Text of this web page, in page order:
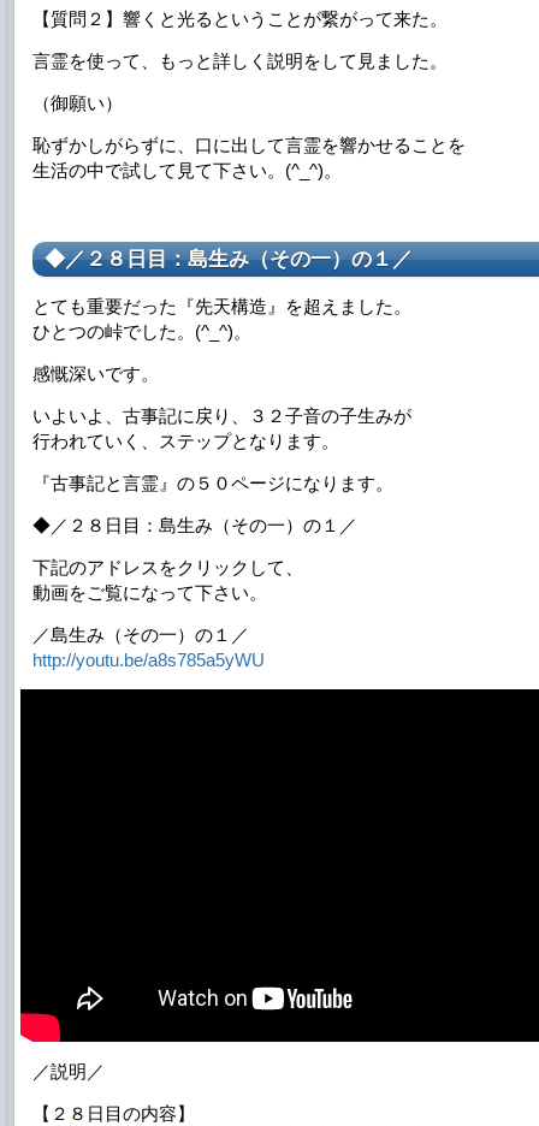
【質問２】響くと光るということが繋がって来た。
言霊を使って、もっと詳しく説明をして見ました。
（御願い）
恥ずかしがらずに、口に出して言霊を響かせることを
生活の中で試して見て下さい。(^_^)。
◆／２８日目：島生み（その一）の１／
とても重要だった『先天構造』を超えました。
ひとつの峠でした。(^_^)。
感慨深いです。
いよいよ、古事記に戻り、３２子音の子生みが
行われていく、ステップとなります。
『古事記と言霊』の５０ページになります。
◆／２８日目：島生み（その一）の１／
下記のアドレスをクリックして、
動画をご覧になって下さい。
／島生み（その一）の１／
http://youtu.be/a8s785a5yWU
／説明／
【２８日目の内容】